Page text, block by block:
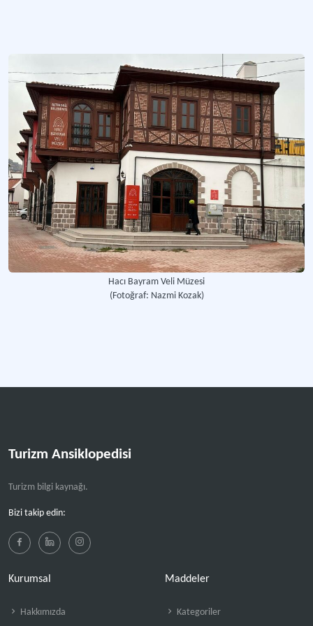
Hacı Bayram Veli Müzesi
(Fotoğraf: Nazmi Kozak)
Turizm Ansiklopedisi
Turizm bilgi kaynağı.
Bizi takip edin:
Kurumsal
Hakkımızda
Maddeler
Kategoriler